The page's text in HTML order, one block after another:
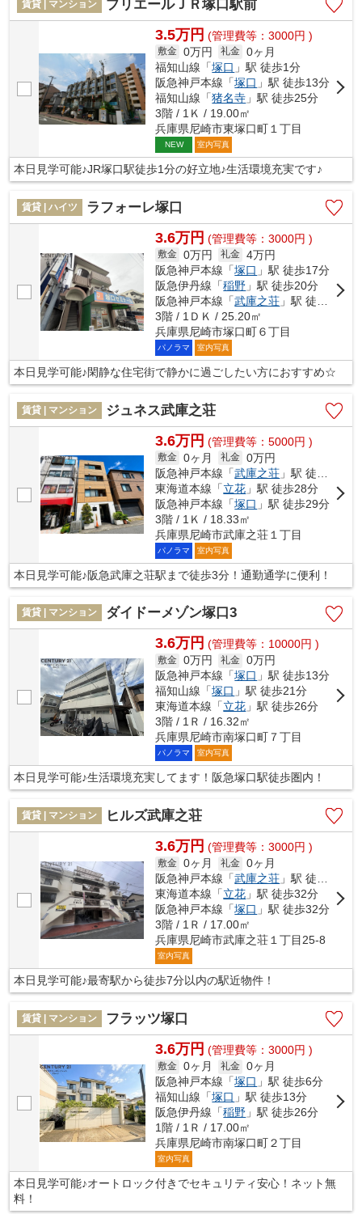
賃貸 | マンション プリエールＪＲ塚口駅前
3.5万円 (管理費等：3000円 )
敷金 0万円 礼金 0ヶ月
福知山線「塚口 」駅 徒歩1分
阪急神戸本線「塚口 」駅 徒歩13分
福知山線「猪名寺 」駅 徒歩25分
3階 / 1Ｋ / 19.00㎡
兵庫県尼崎市東塚口町１丁目
NEW 室内写真
本日見学可能♪JR塚口駅徒歩1分の好立地♪生活環境充実です♪
賃貸 | ハイツ ラフォーレ塚口
3.6万円 (管理費等：3000円 )
敷金 0万円 礼金 4万円
阪急神戸本線「塚口 」駅 徒歩17分
阪急伊丹線「稲野 」駅 徒歩20分
阪急神戸本線「武庫之荘 」駅 徒歩22分
3階 / 1ＤＫ / 25.20㎡
兵庫県尼崎市塚口町６丁目
パノラマ 室内写真
本日見学可能♪閑静な住宅街で静かに過ごしたい方におすすめ☆
賃貸 | マンション ジュネス武庫之荘
3.6万円 (管理費等：5000円 )
敷金 0ヶ月 礼金 0万円
阪急神戸本線「武庫之荘 」駅 徒歩3分
東海道本線「立花 」駅 徒歩28分
阪急神戸本線「塚口 」駅 徒歩29分
3階 / 1Ｋ / 18.33㎡
兵庫県尼崎市武庫之荘１丁目
パノラマ 室内写真
本日見学可能♪阪急武庫之荘駅まで徒歩3分！通勤通学に便利！
賃貸 | マンション ダイドーメゾン塚口3
3.6万円 (管理費等：10000円 )
敷金 0万円 礼金 0万円
阪急神戸本線「塚口 」駅 徒歩13分
福知山線「塚口 」駅 徒歩21分
東海道本線「立花 」駅 徒歩26分
3階 / 1Ｒ / 16.32㎡
兵庫県尼崎市南塚口町７丁目
パノラマ 室内写真
本日見学可能♪生活環境充実してます！阪急塚口駅徒歩圏内！
賃貸 | マンション ヒルズ武庫之荘
3.6万円 (管理費等：3000円 )
敷金 0ヶ月 礼金 0ヶ月
阪急神戸本線「武庫之荘 」駅 徒歩7分
東海道本線「立花 」駅 徒歩32分
阪急神戸本線「塚口 」駅 徒歩32分
3階 / 1Ｒ / 17.00㎡
兵庫県尼崎市武庫之荘１丁目25-8
室内写真
本日見学可能♪最寄駅から徒歩7分以内の駅近物件！
賃貸 | マンション フラッツ塚口
3.6万円 (管理費等：3000円 )
敷金 0ヶ月 礼金 0ヶ月
阪急神戸本線「塚口 」駅 徒歩6分
福知山線「塚口 」駅 徒歩13分
阪急伊丹線「稲野 」駅 徒歩26分
1階 / 1Ｒ / 17.00㎡
兵庫県尼崎市南塚口町２丁目
室内写真
本日見学可能♪オートロック付きでセキュリティ安心！ネット無
料！